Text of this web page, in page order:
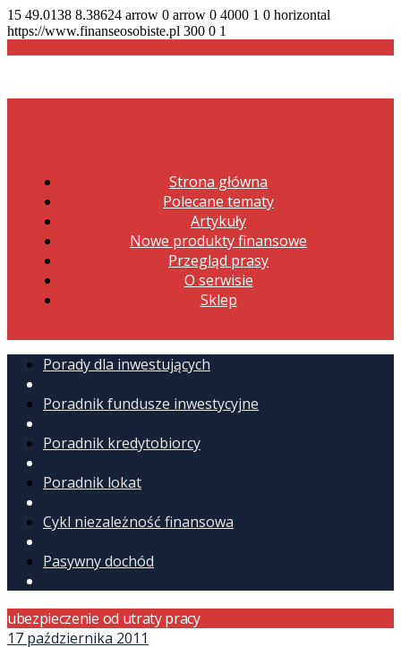
15 49.0138 8.38624 arrow 0 arrow 0 4000 1 0 horizontal
https://www.finanseosobiste.pl 300 0 1
Strona główna
Polecane tematy
Artykuły
Nowe produkty finansowe
Przegląd prasy
O serwisie
Sklep
Porady dla inwestujących
Poradnik fundusze inwestycyjne
Poradnik kredytobiorcy
Poradnik lokat
Cykl niezależność finansowa
Pasywny dochód
ubezpieczenie od utraty pracy
17 października 2011